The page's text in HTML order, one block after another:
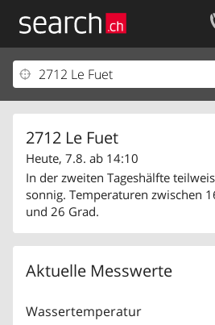
2712 Le Fuet
Heute, 7.8. ab 14:10
In der zweiten Tageshälfte
sonnig. Temperaturen zwischen
und 26 Grad.
Aktuelle Messwerte
Wassertemperatur
Ihr Eintrag
Kundencenter Geschäftskunden